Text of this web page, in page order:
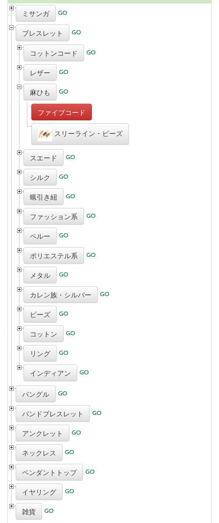
ミサンガ
ブレスレット
コットンコード
レザー
麻ひも
ファイブコード
スリーライン・ビーズ
スエード
シルク
蝋引き紐
ファッション系
ペルー
ポリエステル系
メタル
カレン族・シルバー
ビーズ
コットン
リング
インディアン
バングル
バンドブレスレット
アンクレット
ネックレス
ペンダントトップ
イヤリング
雑貨